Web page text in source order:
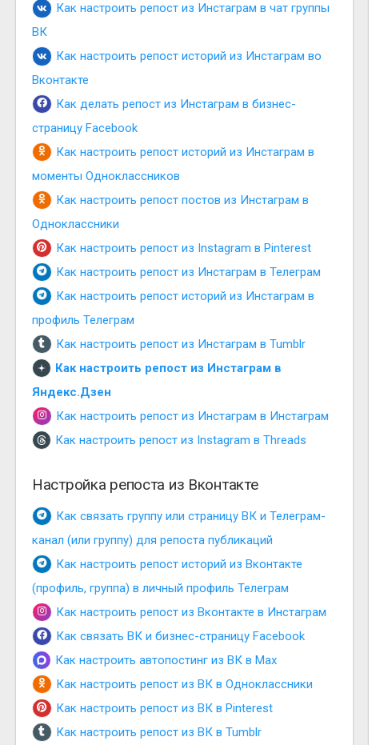
Как настроить репост из Инстаграм в чат группы
ВК
Как настроить репост историй из Инстаграм во
Вконтакте
Как делать репост из Инстаграм в бизнес-
страницу Facebook
Как настроить репост историй из Инстаграм в
моменты Одноклассников
Как настроить репост постов из Инстаграм в
Одноклассники
Как настроить репост из Instagram в Pinterest
Как настроить репост из Инстаграм в Телеграм
Как настроить репост историй из Инстаграм в
профиль Телеграм
Как настроить репост из Инстаграм в Tumblr
Как настроить репост из Инстаграм в
Яндекс.Дзен
Как настроить репост из Инстаграм в Инстаграм
Как настроить репост из Instagram в Threads
Настройка репоста из Вконтакте
Как связать группу или страницу ВК и Телеграм-
канал (или группу) для репоста публикаций
Как настроить репост историй из Вконтакте
(профиль, группа) в личный профиль Телеграм
Как настроить репост из Вконтакте в Инстаграм
Как связать ВК и бизнес-страницу Facebook
Как настроить автопостинг из ВК в Max
Как настроить репост из ВК в Одноклассники
Как настроить репост из ВК в Pinterest
Как настроить репост из ВК в Tumblr